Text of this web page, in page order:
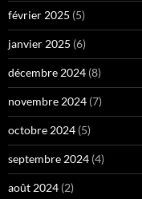
février 2025 (5)
janvier 2025 (6)
décembre 2024 (8)
novembre 2024 (7)
octobre 2024 (5)
septembre 2024 (4)
août 2024 (2)